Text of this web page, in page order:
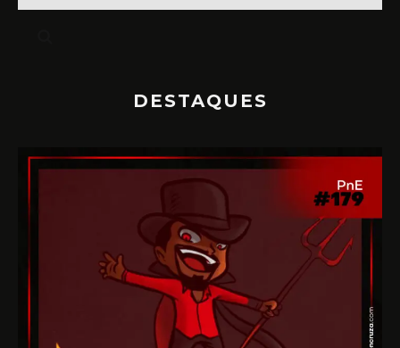
DESTAQUES